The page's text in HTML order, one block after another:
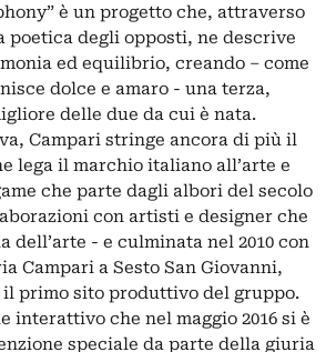
è un progetto che, attraverso
poetica degli opposti, ne descrive
ed equilibrio, creando – come
dolce e amaro - una terza,
delle due da cui è nata.
Campari stringe ancora di più il
lega il marchio italiano all’arte e
che parte dagli albori del secolo
con artisti e designer che
dell’arte - e culminata nel 2010 con
Campari a Sesto San Giovanni,
primo sito produttivo del gruppo.
interattivo che nel maggio 2016 si è
speciale da parte della giuria